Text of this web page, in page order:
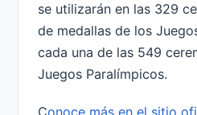
se utilizarán en las 329
de medallas de los
cada una de las 549
Juegos Paralímpicos.
Conoce más en el sitio